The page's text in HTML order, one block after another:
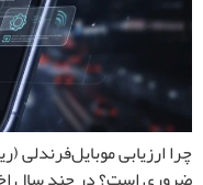
چرا ارزیابی